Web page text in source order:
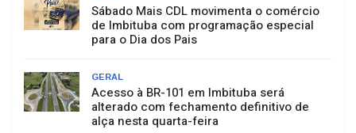
Sábado Mais CDL movimenta o comércio
de Imbituba com programação especial
para o Dia dos Pais
GERAL
Acesso à BR-101 em Imbituba será
alterado com fechamento definitivo de
alça nesta quarta-feira